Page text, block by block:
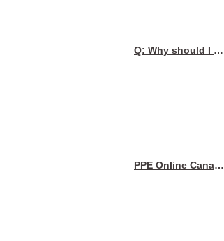
Q: Why should I choose affordable handyman movers in Dubai for my relocation and maintenance needs?
PPE Online Canada – Bulk PPE Supplier | N95, Gloves, Masks & Medical Supplies